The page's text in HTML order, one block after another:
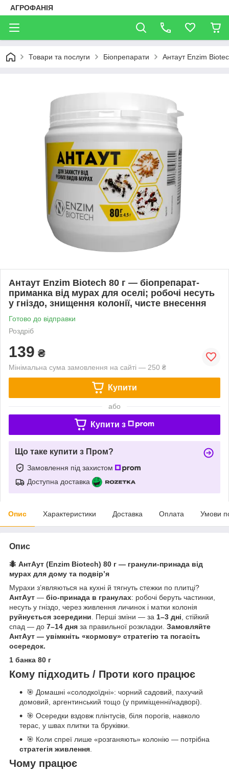
АГРОФАНІЯ
Товари та послуги Біопрепарати Антаут Enzim
Антаут Enzim Biotech 80 г — біопрепарат-
приманка від мурах для оселі; робочі несуть
у гніздо, знищення колонії, чисте внесення
Готово до відправки
Роздріб
139 ₴
Мінімальна сума замовлення на сайті — 250 ₴
Купити
або
Купити з
Що таке купити з Пром?
Замовлення під захистом
Доступна доставка
Опис Характеристики Доставка Оплата Умови
Опис
🐜 АнтАут (Enzim Biotech) 80 г — гранули-принада від
мурах для дому та подвір’я
Мурахи з’являються на кухні й тягнуть стежки по плитці?
АнтАут — біо-принада в гранулах: робочі беруть частинки,
несуть у гніздо, через живлення личинок і матки колонія
руйнується зсередини . Перші зміни — за 1–3 дні , стійкий
спад — до 7–14 дня за правильної розкладки. Замовляйте
АнтАут — увімкніть «кормову» стратегію та погасіть
осередок.
1 банка 80 г
Кому підходить / Проти кого працює
🎯 Домашні «солодкоїдні»: чорний садовий, пахучий
домовий, аргентинський тощо (у приміщенні/надворі).
🎯 Осередки вздовж плінтусів, біля порогів, навколо
терас, у швах плитки та бруківки.
🎯 Коли спреї лише «розганяють» колонію — потрібна
стратегія живлення.
Чому працює